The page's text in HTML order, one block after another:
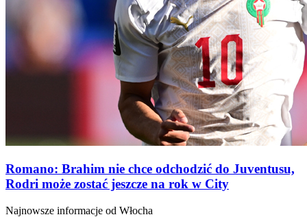
Romano: Brahim nie chce odchodzić do Juventusu,
Rodri może zostać jeszcze na rok w City
Najnowsze informacje od Włocha